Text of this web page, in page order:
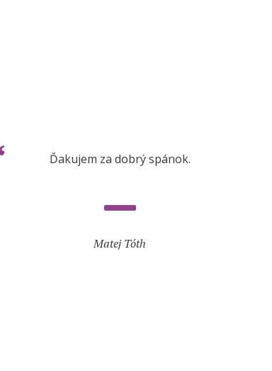
Ďakujem za dobrý spánok.
Matej Tóth